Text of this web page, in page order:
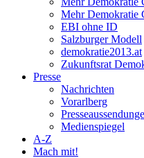
Mehr Demokratie
EBI ohne ID
Salzburger Modell
demokratie2013.at
Zukunftsrat
Presse
Nachrichten
Vorarlberg
Medienspiegel
A-Z
Mach mit!